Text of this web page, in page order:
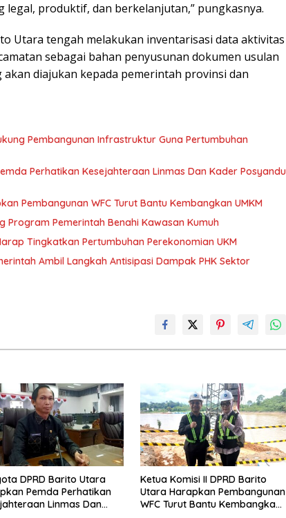
legal, produktif, dan berkelanjutan,” pungkasnya.
Utara tengah melakukan inventarisasi data aktivitas
sebagai bahan penyusunan dokumen usulan
diajukan kepada pemerintah provinsi dan
Pembangunan Infrastruktur Guna Pertumbuhan
Perhatikan Kesejahteraan Linmas Dan Kader Posyandu
Pembangunan WFC Turut Bantu Kembangkan UMKM
Program Pemerintah Benahi Kawasan Kumuh
Tingkatkan Pertumbuhan Perekonomian UKM
Ambil Langkah Antisipasi Dampak PHK Sektor
DPRD Barito Utara
Pemda Perhatikan
Linmas Dan
Ketua Komisi II DPRD Barito
Utara Harapkan Pembangunan
WFC Turut Bantu Kembangkan